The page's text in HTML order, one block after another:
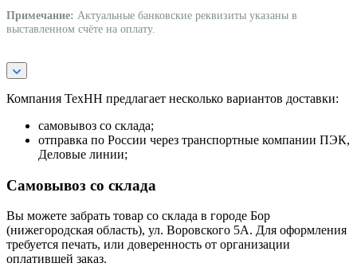
Примечание: Актуальные банковские реквизиты указаны в
выставленном счёте на оплату.
Компания ТехНН предлагает несколько вариантов доставки:
самовывоз со склада;
отправка по России через транспортные компании ПЭК,
Деловые линии;
Самовывоз со склада
Вы можете забрать товар со склада в городе Бор
(нижегородская область), ул. Воровского 5А. Для оформления
требуется печать, или доверенность от организации
оплатившей заказ.